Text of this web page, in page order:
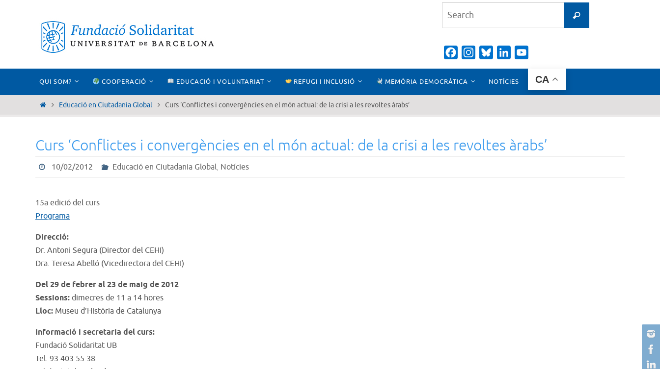
Search
FacebookInstagramBlueskyLinkedIn
content
QUI SOM? COOPERACIÓ EDUCACIÓ I VOLUNTARIAT REFUGI I INCLUSIÓ MEMÒRIA DEMOCRÀTICA NOTÍCIES CA
HomeEducació en Ciutadania Global Curs ‘Conflictes i convergències en el món actual: de la crisi a les revoltes àrabs’
Curs ‘Conflictes i convergències en el món actual: de la crisi a les revoltes àrabs’
10/02/2012 Educació en Ciutadania Global, Notícies
15a edició del curs
Programa
Direcció:
Dr. Antoni Segura (Director del CEHI)
Dra. Teresa Abelló (Vicedirectora del CEHI)
Del 29 de febrer al 23 de maig de 2012
Sessions: dimecres de 11 a 14 hores
Lloc: Museu d’Història de Catalunya
Informació i secretaria del curs:
Fundació Solidaritat UB
Tel. 93 403 55 38